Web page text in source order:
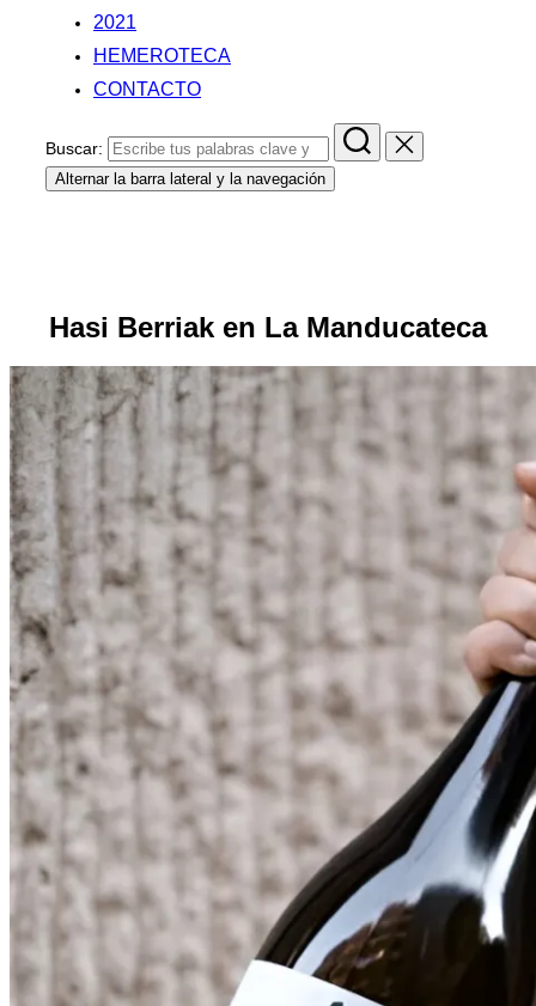
2021
HEMEROTECA
CONTACTO
Buscar:
Alternar la barra lateral y la navegación
Hasi Berriak en La Manducateca